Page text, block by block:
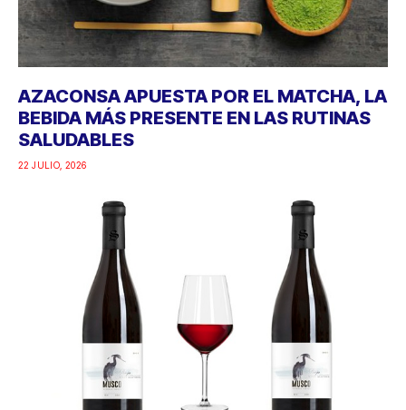
AZACONSA APUESTA POR EL MATCHA, LA
BEBIDA MÁS PRESENTE EN LAS RUTINAS
SALUDABLES
22 JULIO, 2026